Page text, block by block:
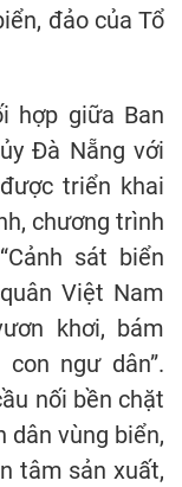
đảo của Tổ
hợp giữa Ban
Đà Nẵng với
triển khai
chương trình
sát biển
Việt Nam
khơi, bám
ngư dân”.
nối bền chặt
dân vùng biển,
tâm sản xuất,